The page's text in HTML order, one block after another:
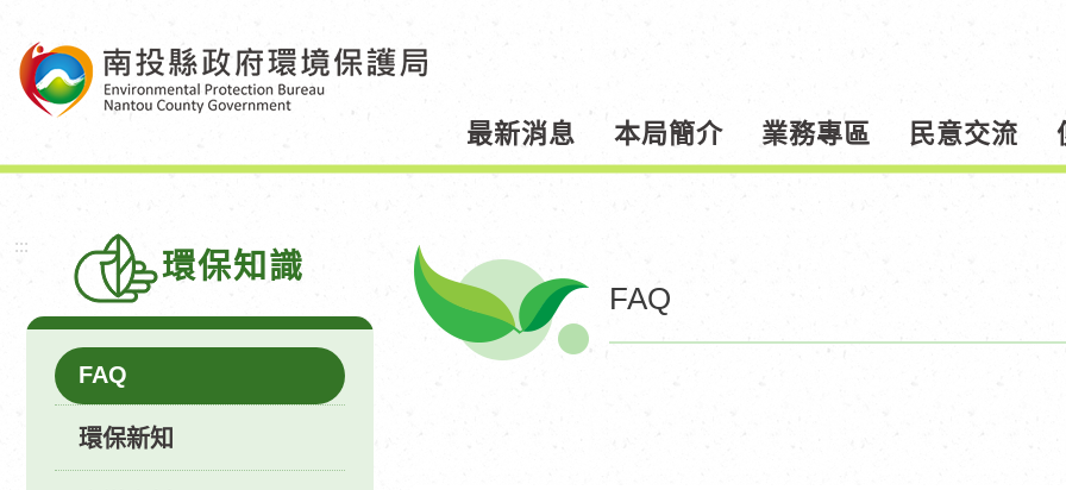
主
容
塊
最新消息 本局簡介 業務專區 民意交流
:::
環保知識
FAQ
環保新知
FAQ